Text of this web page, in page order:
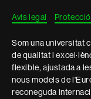
Avís legal
Som una universitat
de qualitat i
flexible, ajustada a
nous models de
reconeguda